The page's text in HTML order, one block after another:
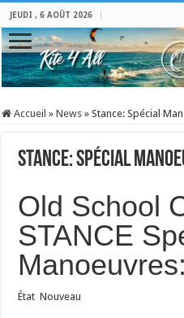
JEUDI , 6 AOÛT 2026
Accueil » News » Stance: Spécial
Stance: Spécial
Old School
STANCE
État Nouveau